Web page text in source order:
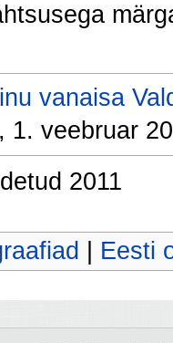
vanaisa
1. veebruar
2011
Eesti